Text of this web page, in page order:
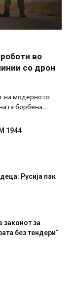
во
со дрон
на модерното
борбена…
1944
Русија пак
законот за
без тендери“